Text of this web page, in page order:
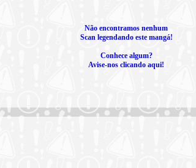
Não encontramos nenhum
Scan legendando este mangá!
Conhece algum?
Avise-nos clicando aqui!